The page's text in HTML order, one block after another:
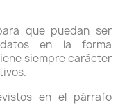
que puedan ser
en la forma
siempre carácter
en el párrafo